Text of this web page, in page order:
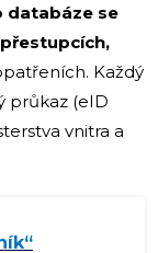
databáze se
Každý
průkaz (eID
vnitra a